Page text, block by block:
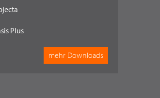
Plus
mehr Downloads